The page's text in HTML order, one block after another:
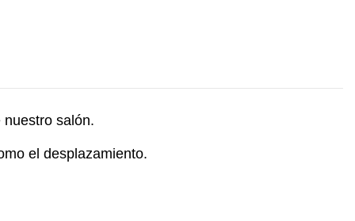
salón.
el desplazamiento.